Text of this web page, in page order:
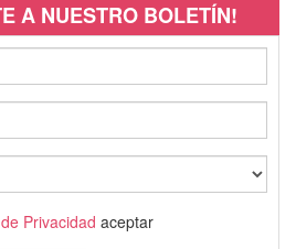
A NUESTRO BOLETÍN!
Privacidad aceptar